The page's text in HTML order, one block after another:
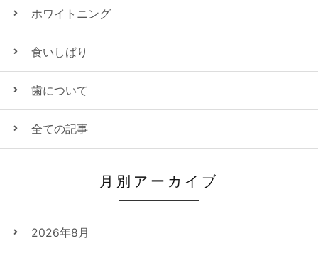
ホワイトニング
食いしばり
歯について
全ての記事
月別アーカイブ
2026年8月